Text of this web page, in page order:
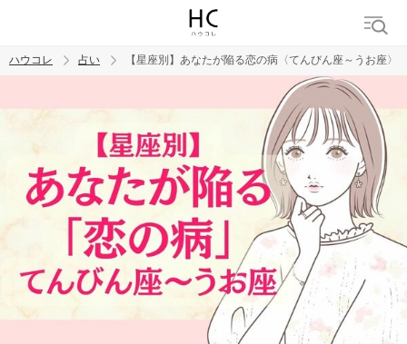
トレンド ワード
ハウコレ 占い 【星座別】あなたが陥る恋の病〈てんびん座～うお座〉